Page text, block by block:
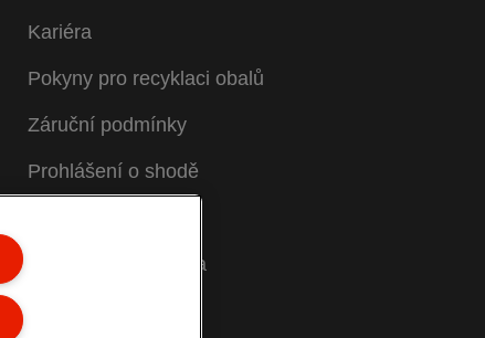
Kariéra
Pokyny pro recyklaci obalů
Záruční podmínky
Prohlášení o shodě
Zákaznická podpora